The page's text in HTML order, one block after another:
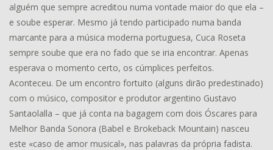
alguém que sempre acreditou numa vontade maior do que ela –
e soube esperar. Mesmo já tendo participado numa banda
marcante para a música moderna portuguesa, Cuca Roseta
sempre soube que era no fado que se iria encontrar. Apenas
esperava o momento certo, os cúmplices perfeitos.
Aconteceu. De um encontro fortuito (alguns dirão predestinado)
com o músico, compositor e produtor argentino Gustavo
Santaolalla – que já conta na bagagem com dois Óscares para
Melhor Banda Sonora (Babel e Brokeback Mountain) nasceu
este «caso de amor musical», nas palavras da própria fadista.